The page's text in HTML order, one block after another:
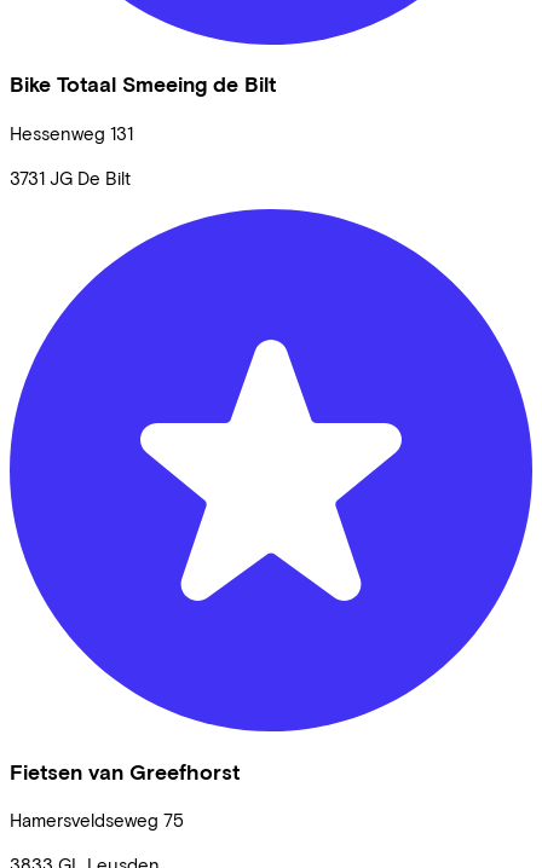
Bike Totaal Smeeing de Bilt
Hessenweg 131
3731 JG De Bilt
Fietsen van Greefhorst
Hamersveldseweg 75